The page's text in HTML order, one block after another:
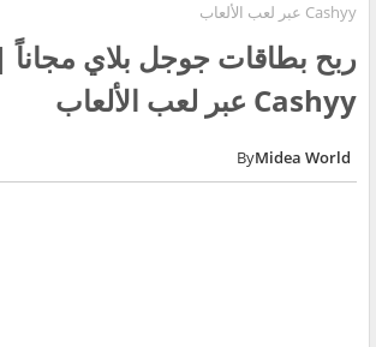
Cashyy عبر لعب الألعاب
‏ربح بطاقات جوجل بلاي
Cashyy عبر لعب الألعاب
Midea World